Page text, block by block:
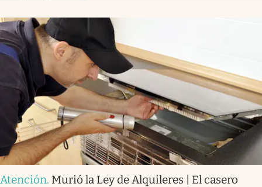
Atención. Murió la Ley de Alquileres | El casero